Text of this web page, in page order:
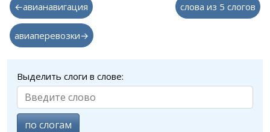
←авианавигация слова из 5 слогов
авиаперевозки→
Выделить слоги в слове:
по слогам